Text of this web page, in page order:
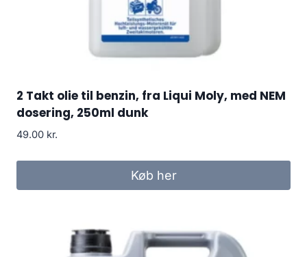
2 Takt olie til benzin, fra Liqui Moly, med NEM
dosering, 250ml dunk
49.00 kr.
Køb her